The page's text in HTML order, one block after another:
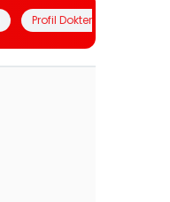
Profil Dokter